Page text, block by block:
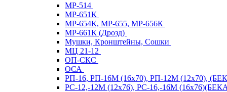
МР-514
МР-651К
МР-654К, МР-655, МР-656К
МР-661К (Дрозд)
Мушки, Кронштейны, Сошки
МЦ 21-12
ОП-СКС
ОСА
РП-16, РП-16М (16х70), РП-12М (12х70),
РС-12,-12М (12х76), РС-16,-16М